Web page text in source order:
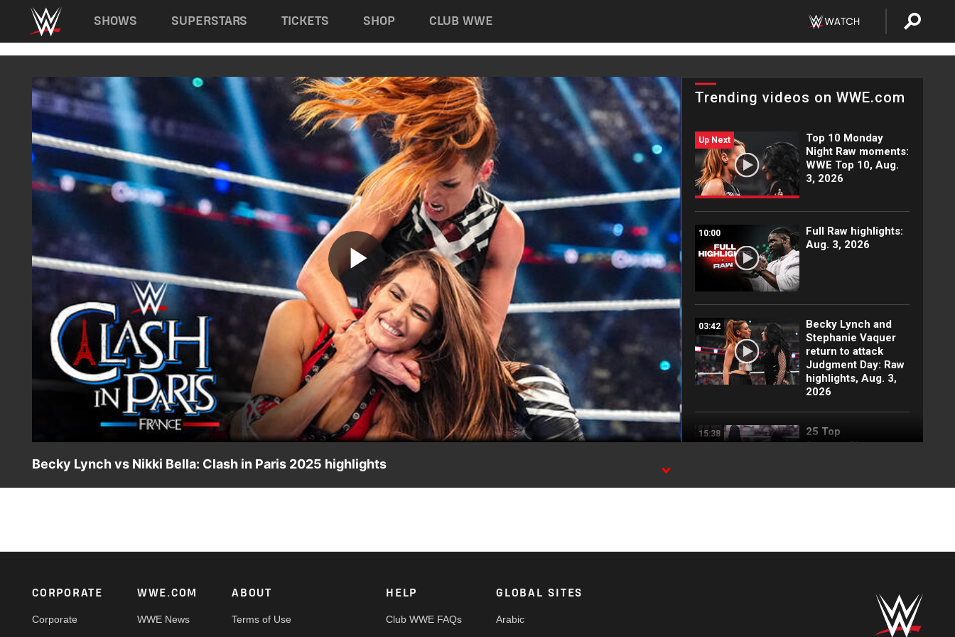
Main navigation
SHOWS SUPERSTARS TICKETS SHOP CLUB WWE
Play
Video
Trending videos on WWE.com
Up Next
Top 10 Monday
Night Raw moments:
WWE Top 10, Aug.
3, 2026
10:00
Full Raw highlights:
Aug. 3, 2026
03:42
Becky Lynch and
Stephanie Vaquer
return to attack
Judgment Day: Raw
highlights, Aug. 3,
2026
15:38
25 Top
SummerSlam
highlights
Every SummerSlam
Saturday 2026
Becky Lynch vs Nikki Bella: Clash in Paris 2025 highlights
Footer
CORPORATE
Corporate
WWE.COM
WWE News
ABOUT
Terms of Use
HELP
Club WWE FAQs
GLOBAL SITES
Arabic